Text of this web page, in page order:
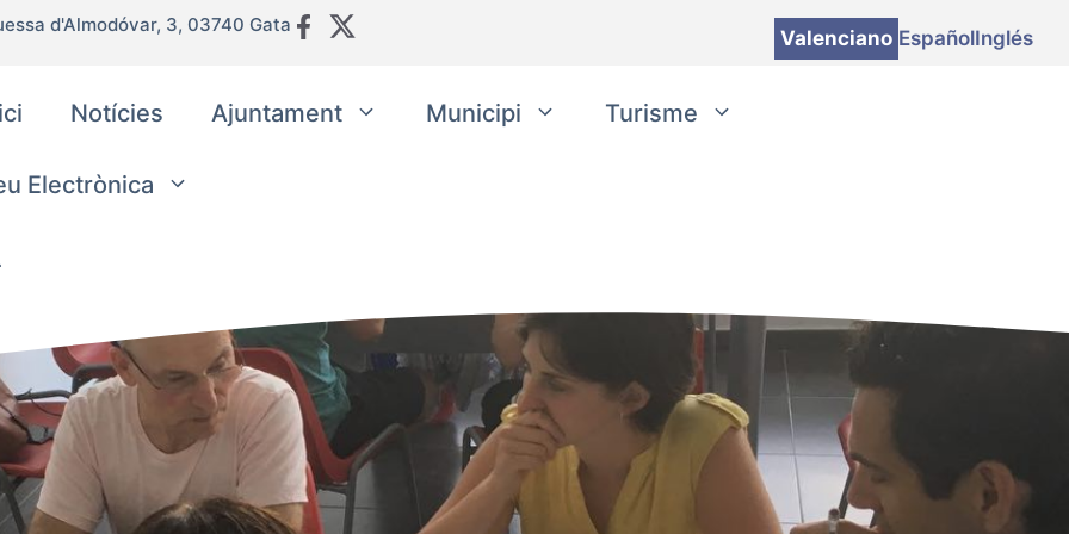
d'Almodóvar, 3, 03740 Gata
Valenciano EspañolInglés
Notícies Ajuntament Municipi Turisme
Electrònica